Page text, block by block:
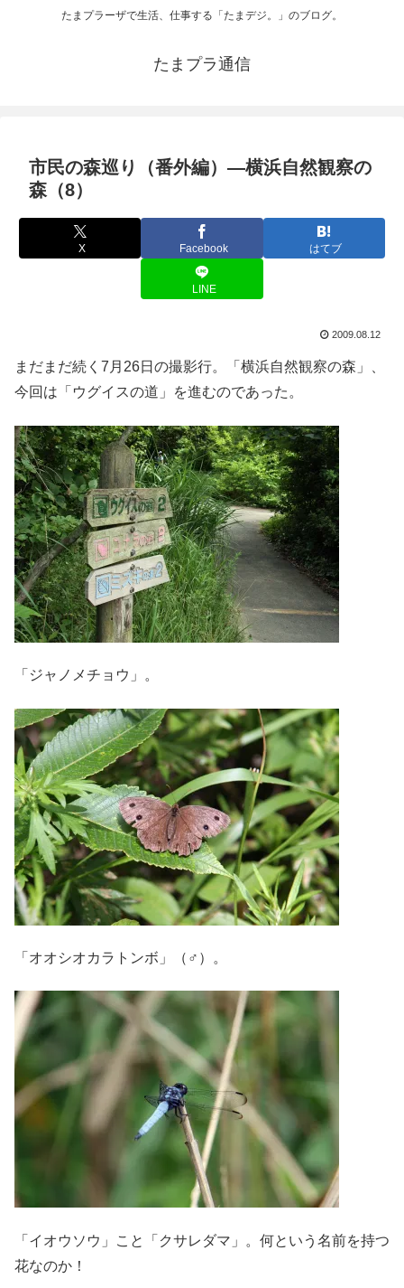
たまプラーザで生活、仕事する「たまデジ。」のブログ。
たまプラ通信
市民の森巡り（番外編）―横浜自然観察の
森（8）
X Facebook はてブ
LINE
2009.08.12
まだまだ続く7月26日の撮影行。「横浜自然観察の森」、
今回は「ウグイスの道」を進むのであった。
「ジャノメチョウ」。
「オオシオカラトンボ」（♂）。
「イオウソウ」こと「クサレダマ」。何という名前を持つ
花なのか！